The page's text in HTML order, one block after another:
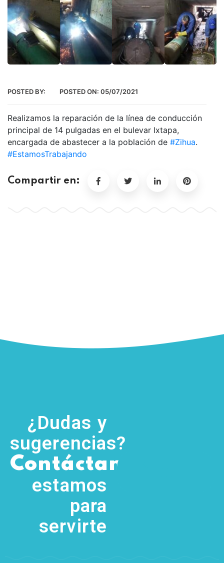
POSTED BY: POSTED ON: 05/07/2021
Realizamos la reparación de la línea de conducción
principal de 14 pulgadas en el bulevar Ixtapa,
encargada de abastecer a la población de #Zihua.
#EstamosTrabajando
Compartir en:
¿Dudas y
sugerencias?
Contáctanos
estamos
para
servirte